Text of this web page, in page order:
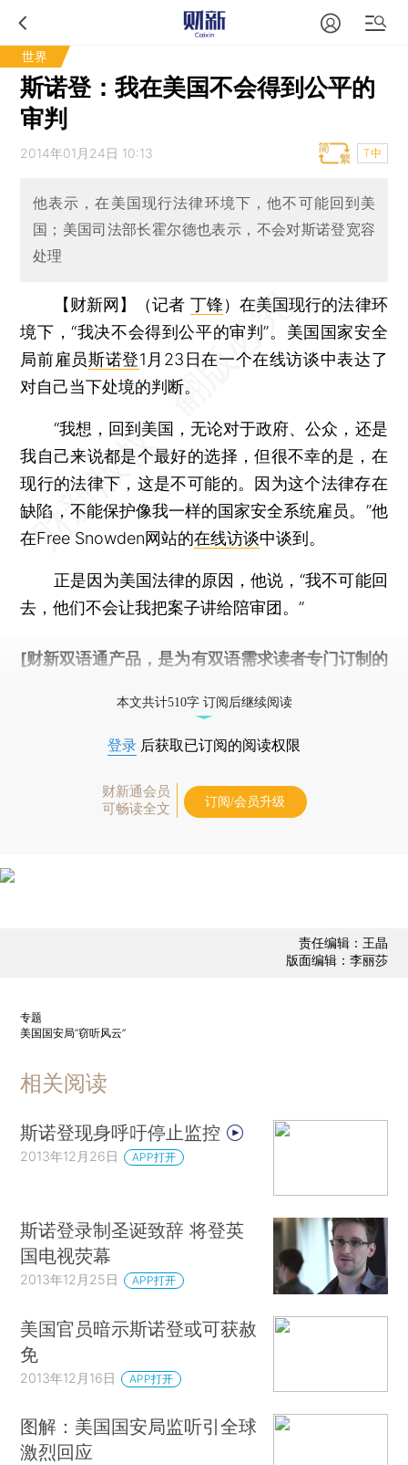
世界
斯诺登：我在美国不会得到公平的
审判
2014年01月24日 10:13 T中
他表示，在美国现行法律环境下，他不可能回到美
国；美国司法部长霍尔德也表示，不会对斯诺登宽容
处理
【财新网】（记者 丁锋） 在美国现行的法律环
境下，“我决不会得到公平的审判”。美国国家安全
局前雇员斯诺登1月23日在一个在线访谈中表达了
对自己当下处境的判断。
“我想，回到美国，无论对于政府、公众，还是
我自己来说都是个最好的选择，但很不幸的是，在
现行的法律下，这是不可能的。因为这个法律存在
缺陷，不能保护像我一样的国家安全系统雇员。”他
在Free Snowden网站的在线访谈中谈到。
正是因为美国法律的原因，他说，“我不可能回
去，他们不会让我把案子讲给陪审团。”
[财新双语通产品，是为有双语需求读者专门订制的
本文共计510字 订阅后继续阅读
登录 后获取已订阅的阅读权限
财新通会员
可畅读全文
订阅/会员升级
责任编辑：王晶
版面编辑：李丽莎
专题
美国国安局“窃听风云”
相关阅读
斯诺登现身呼吁停止监控
2013年12月26日 APP打开
斯诺登录制圣诞致辞 将登英
国电视荧幕
2013年12月25日 APP打开
美国官员暗示斯诺登或可获赦
免
2013年12月16日 APP打开
图解：美国国安局监听引全球
激烈回应